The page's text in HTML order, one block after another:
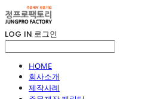
LOG IN 로그인
HOME
회사소개
제작사례